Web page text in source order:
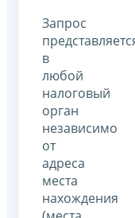
Запрос
в
любой
налоговый
орган
независимо
от
адреса
места
нахождения